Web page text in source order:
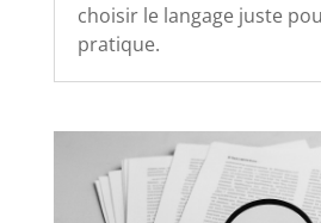
choisir le langage juste
pratique.